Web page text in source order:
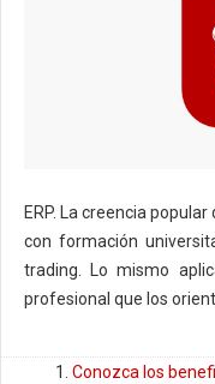
ERP. La creencia
con formación
trading. Lo mismo
profesional que los
Conozca los